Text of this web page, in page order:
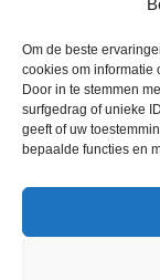
Om de beste
cookies om informatie
Door in te stemmen
surfgedrag of unieke
geeft of uw
bepaalde functies en
Wie zijn wij
Contact met onze
Klantenservice
Annuleer &